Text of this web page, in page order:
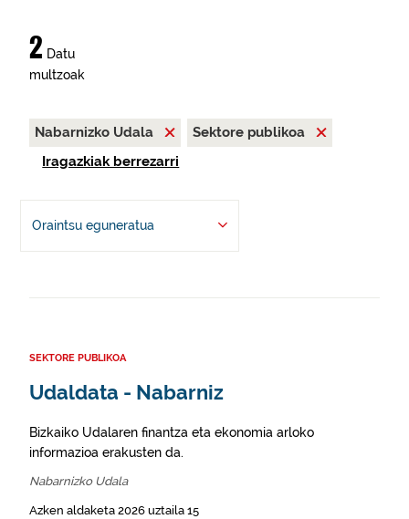
2 Datu
multzoak
Nabarnizko Udala
Sektore publikoa
Iragazkiak berrezarri
Oraintsu eguneratua
SEKTORE PUBLIKOA
Udaldata - Nabarniz
Bizkaiko Udalaren finantza eta ekonomia arloko
informazioa erakusten da.
Nabarnizko Udala
Azken aldaketa 2026 uztaila 15